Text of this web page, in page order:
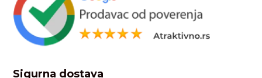
Sigurna dostava